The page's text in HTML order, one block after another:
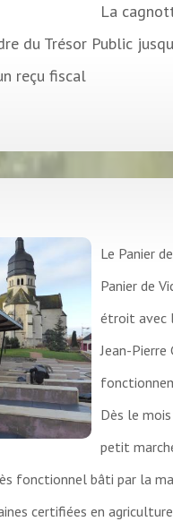
La
du Trésor Public
reçu fiscal
Le Panier
Panier de
étroit avec
Jean-Pierre
Dès le
petit
bâti par la
certifiées en